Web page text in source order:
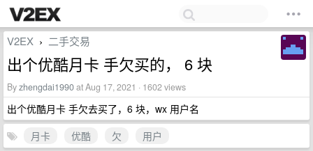
V2EX › 二手交易
出个优酷月卡 手欠买的， 6 块
Byzhengdai1990at Aug 17, 2021 · 1602 views
出个优酷月卡 手欠去买了，6 块，wx 用户名
月卡
优酷 欠
用户